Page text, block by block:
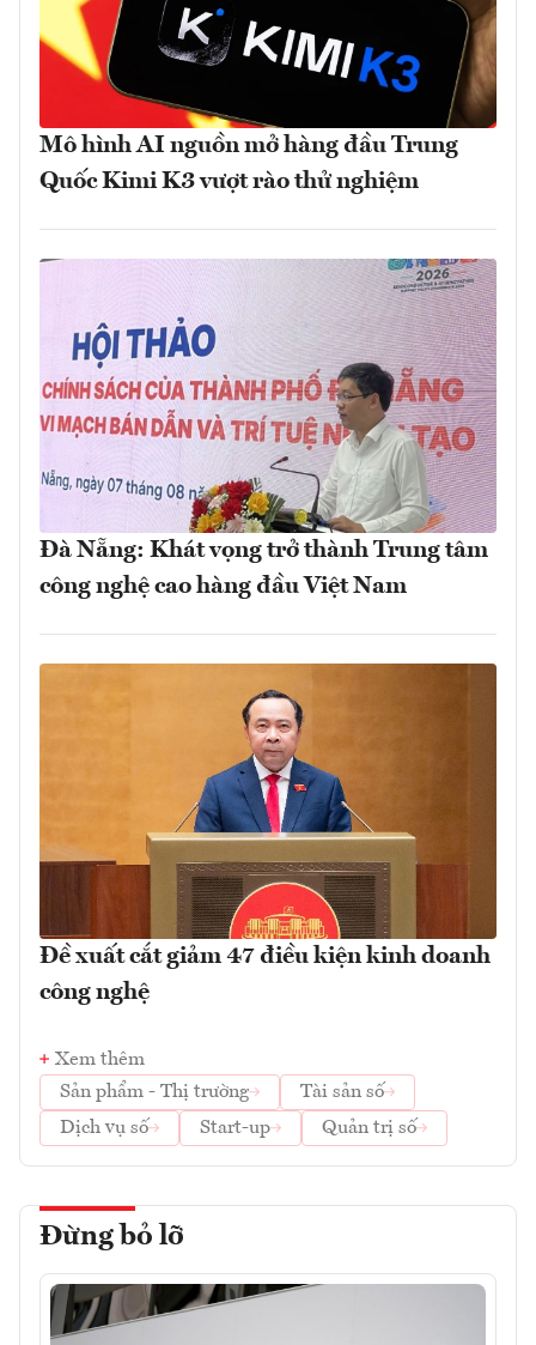
Mô hình AI nguồn mở hàng đầu Trung
Quốc Kimi K3 vượt rào thử nghiệm
Đà Nẵng: Khát vọng trở thành Trung tâm
công nghệ cao hàng đầu Việt Nam
Đề xuất cắt giảm 47 điều kiện kinh doanh
công nghệ
Xem thêm
Sản phẩm - Thị trường
Tài sản số
Dịch vụ số
Start-up Quản trị số
Đừng bỏ lỡ